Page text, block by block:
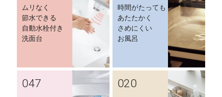
ムリなく
節水できる
自動水栓付き
洗面台
時間がたっても
あたたかく
さめにくい
お風呂
047 020